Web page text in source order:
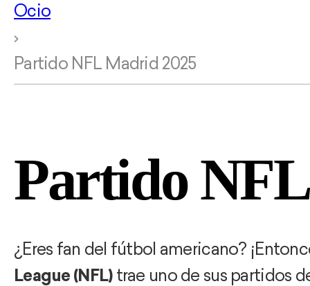
Ocio
Partido NFL Madrid 2025
Partido
¿Eres fan del fútbol americano?
League (NFL)trae uno de sus partidos